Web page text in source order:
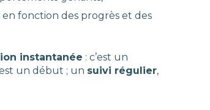
en fonction des progrès et des
instantanée : c’est un
un début ; un suivi régulier,